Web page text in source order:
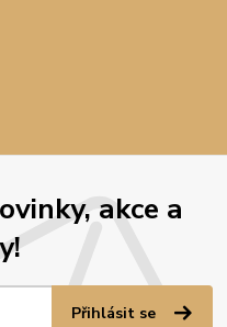
akce a
Přihlásit se